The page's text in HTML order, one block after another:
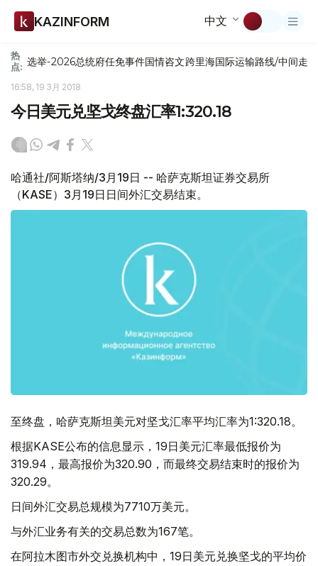
KAZINFORM 中文
热
点: 选举-2026总统府任免事件国情咨文跨里海国际运输路线/中间走廊
16:58, 19 3月 2018
今日美元兑坚戈终盘汇率1:320.18
哈通社/阿斯塔纳/3月19日 -- 哈萨克斯坦证券交易所
（KASE）3月19日日间外汇交易结束。
至终盘，哈萨克斯坦美元对坚戈汇率平均汇率为1:320.18。
根据KASE公布的信息显示，19日美元汇率最低报价为
319.94，最高报价为320.90，而最终交易结束时的报价为
320.29。
日间外汇交易总规模为7710万美元。
与外汇业务有关的交易总数为167笔。
在阿拉木图市外交兑换机构中，19日美元兑换坚戈的平均价